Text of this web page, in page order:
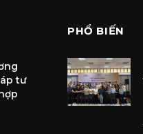
tư
PHỔ BIẾN